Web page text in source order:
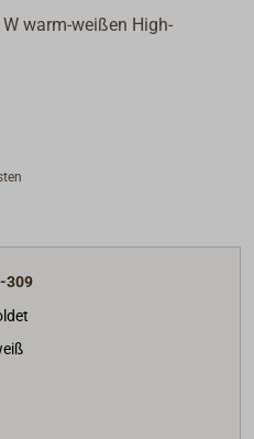
warm-weißen High-
für 11-30 Volt
309